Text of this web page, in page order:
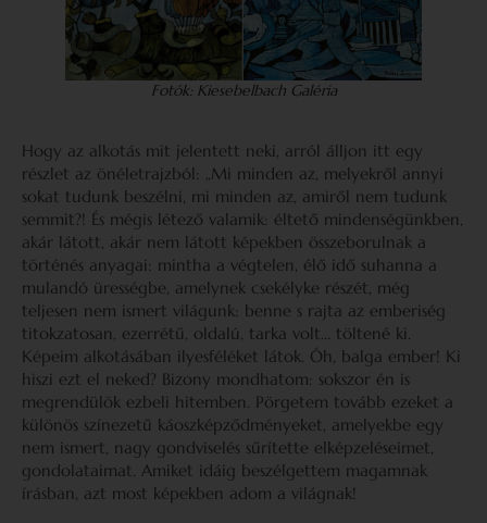
Fotók: Kiesebelbach Galéria
Hogy az alkotás mit jelentett neki, arról álljon itt egy
részlet az önéletrajzból: „Mi minden az, melyekről annyi
sokat tudunk beszélni, mi minden az, amiről nem tudunk
semmit?! És mégis létező valamik: éltető mindenségünkben,
akár látott, akár nem látott képekben összeborulnak a
történés anyagai: mintha a végtelen, élő idő suhanna a
mulandó ürességbe, amelynek csekélyke részét, még
teljesen nem ismert világunk: benne s rajta az emberiség
titokzatosan, ezerrétű, oldalú, tarka volt… töltené ki.
Képeim alkotásában ilyesféléket látok. Óh, balga ember! Ki
hiszi ezt el neked? Bizony mondhatom: sokszor én is
megrendülök ezbeli hitemben. Pörgetem tovább ezeket a
különös színezetű káoszképződményeket, amelyekbe egy
nem ismert, nagy gondviselés sűrítette elképzeléseimet,
gondolataimat. Amiket idáig beszélgettem magamnak
írásban, azt most képekben adom a világnak!